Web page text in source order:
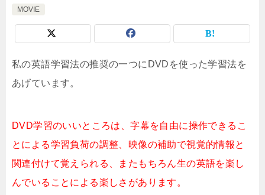
MOVIE
私の英語学習法の推奨の一つにDVDを使った学習法を
あげています。
DVD学習のいいところは、字幕を自由に操作できるこ
とによる学習負荷の調整、映像の補助で視覚的情報と
関連付けて覚えられる、またもちろん生の英語を楽し
んでいることによる楽しさがあります。